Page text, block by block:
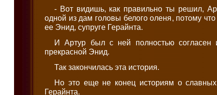
- Вот видишь, как правильно ты решил,
одной из дам головы белого оленя, потому
ее Энид, супруге Герайнта.
И Артур был с ней полностью согласен
прекрасной Энид.
Так закончилась эта история.
Но это еще не конец историям о
Герайнта.